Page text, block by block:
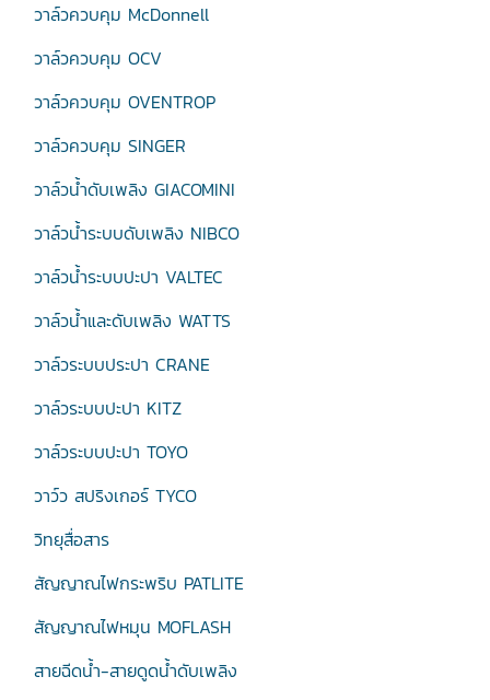
วาล์วควบคุม McDonnell
วาล์วควบคุม OCV
วาล์วควบคุม OVENTROP
วาล์วควบคุม SINGER
วาล์วน้ำดับเพลิง GIACOMINI
วาล์วน้ำระบบดับเพลิง NIBCO
วาล์วน้ำระบบปะปา VALTEC
วาล์วน้ำและดับเพลิง WATTS
วาล์วระบบประปา CRANE
วาล์วระบบปะปา KITZ
วาล์วระบบปะปา TOYO
วาว์ว สปริงเกอร์ TYCO
วิทยุสื่อสาร
สัญญาณไฟกระพริบ PATLITE
สัญญาณไฟหมุน MOFLASH
สายฉีดน้ำ-สายดูดน้ำดับเพลิง